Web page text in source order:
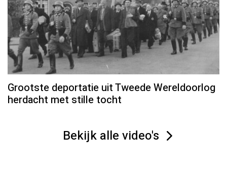
Grootste deportatie uit Tweede Wereldoorlog
herdacht met stille tocht
Bekijk alle video's